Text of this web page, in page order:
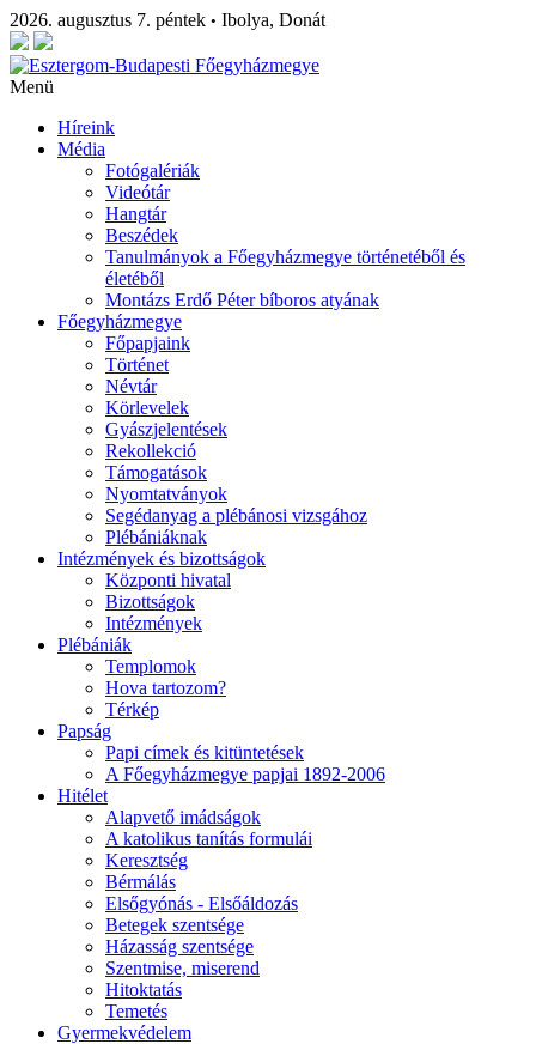
2026. augusztus 7. péntek • Ibolya, Donát
Menü
Híreink
Média
Fotógalériák
Videótár
Hangtár
Beszédek
Tanulmányok a Főegyházmegye történetéből és
életéből
Montázs Erdő Péter bíboros atyának
Főegyházmegye
Főpapjaink
Történet
Névtár
Körlevelek
Gyászjelentések
Rekollekció
Támogatások
Nyomtatványok
Segédanyag a plébánosi vizsgához
Plébániáknak
Intézmények és bizottságok
Központi hivatal
Bizottságok
Intézmények
Plébániák
Templomok
Hova tartozom?
Térkép
Papság
Papi címek és kitüntetések
A Főegyházmegye papjai 1892-2006
Hitélet
Alapvető imádságok
A katolikus tanítás formulái
Keresztség
Bérmálás
Elsőgyónás - Elsőáldozás
Betegek szentsége
Házasság szentsége
Szentmise, miserend
Hitoktatás
Temetés
Gyermekvédelem